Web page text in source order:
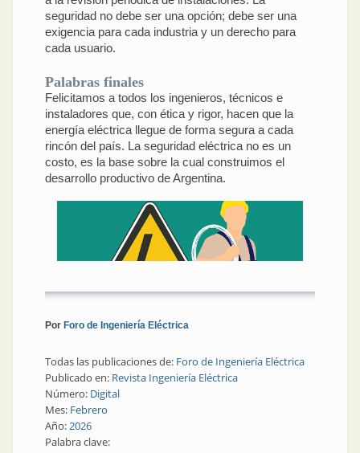
seguridad no debe ser una opción; debe ser una
exigencia para cada industria y un derecho para
cada usuario.
Palabras finales
Felicitamos a todos los ingenieros, técnicos e
instaladores que, con ética y rigor, hacen que la
energía eléctrica llegue de forma segura a cada
rincón del país. La seguridad eléctrica no es un
costo, es la base sobre la cual construimos el
desarrollo productivo de Argentina.
Por Foro de Ingeniería Eléctrica
Todas las publicaciones de: Foro de Ingeniería Eléctrica
Publicado en: Revista Ingeniería Eléctrica
Número: Digital
Mes: Febrero
Año:2026
Palabra clave: